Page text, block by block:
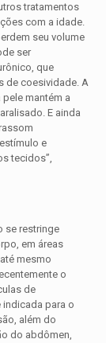
tratamentos
com a idade.
seu volume
ser
que
de coesividade. A
mantém a
E ainda
e
tecidos”,
se restringe
em áreas
mesmo
o
de
indicada para o
além do
do abdômen,